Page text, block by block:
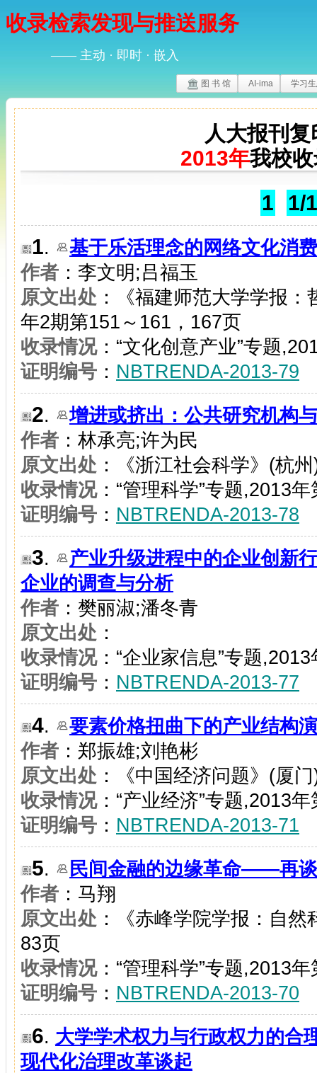
收录检索发现与推送服务
—— 主动 · 即时 · 嵌入
图 书 馆 AI-ima 学习
人大报刊
2013年我校
1
1/1
1.
基于乐活理念的网络文化消
作者 ：李文明;吕福玉
原文出处 ：《福建师范大学学报
年2期第151～161，167页
收录情况：“文化创意产业”专题
证明编号 ： NBTRENDA-2013-79
2.
增进或挤出：公共研究机构
作者 ：林承亮;许为民
原文出处 ：《浙江社会科学》(杭
收录情况：“管理科学”专题,2013
证明编号 ： NBTRENDA-2013-78
3.
产业升级进程中的企业创
企业的调查与分析
作者 ：樊丽淑;潘冬青
原文出处 ：
收录情况：“企业家信息”专题
证明编号 ： NBTRENDA-2013-77
4.
要素价格扭曲下的产业结构
作者 ：郑振雄;刘艳彬
原文出处 ：《中国经济问题》(厦
收录情况：“产业经济”专题,2013年
证明编号 ： NBTRENDA-2013-71
5.
民间金融的边缘革命——再
作者 ：马翔
原文出处 ：《赤峰学院学报：自
83页
收录情况：“管理科学”专题,2013年
证明编号 ： NBTRENDA-2013-70
6. 大学学术权力与行政权力的
现代化治理改革谈起